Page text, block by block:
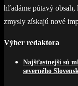
hľadáme pútavý
zmysly získajú nové
Výber redaktora
Najšťastnejší sú
severného